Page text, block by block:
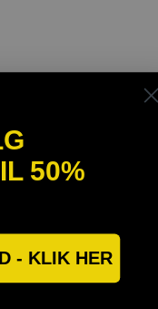
50%
- KLIK HER